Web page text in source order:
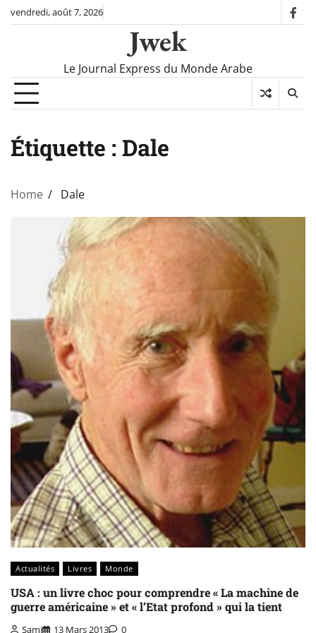
Skipvendredi, août 7, 2026
Jwek
Le Journal Express du Monde Arabe
Étiquette : Dale
Home Dale
Actualités Livres Monde
USA : un livre choc pour comprendre « La machine de
guerre américaine » et « l’Etat profond » qui la tient
Sami 13 Mars 2013 0